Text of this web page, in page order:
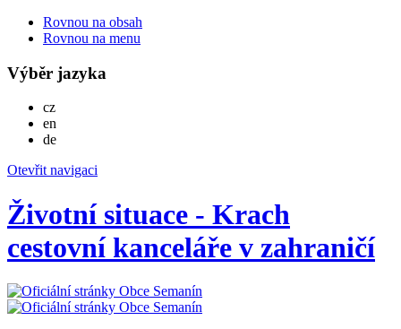
Rovnou na obsah
Rovnou na menu
Výběr jazyka
czČesky
en
deDeutsch
Otevřit navigaci
Životní situace - Krach
cestovní kanceláře v zahraničí